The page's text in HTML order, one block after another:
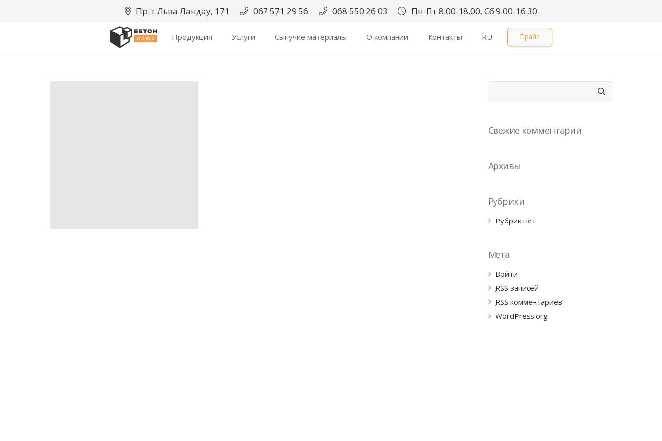
Пр-т Льва Ландау, 171 067 571 29 56 068 550 26 03 Пн-Пт 8.00-18.00, Сб 9.00-16.30
Продукция Услуги Сыпучие материалы О компании Контакты RU Прайс
Свежие комментарии
Архивы
Рубрики
Рубрик нет
Мета
Войти
RSS записей
RSS комментариев
WordPress.org